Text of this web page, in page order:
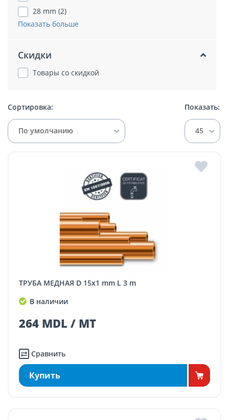
28 mm (2)
Показать больше
Скидки
Товары со скидкой
Сортировка:
По умолчанию
Показать:
45
ТРУБА МЕДНАЯ D 15x1 mm L 3 m
В наличии
264 MDL / MT
Сравнить
Купить